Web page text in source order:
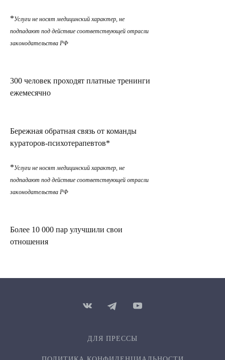
*Услуги не носят медицинский характер, не
подпадают под действие соответствующей отрасли
законодательства РФ
300 человек проходят платные тренинги
ежемесячно
Бережная обратная связь от команды
кураторов-психотерапевтов*
*Услуги не носят медицинский характер, не
подпадают под действие соответствующей отрасли
законодательства РФ
Более 10 000 пар улучшили свои
отношения
ДЛЯ ПРЕССЫ